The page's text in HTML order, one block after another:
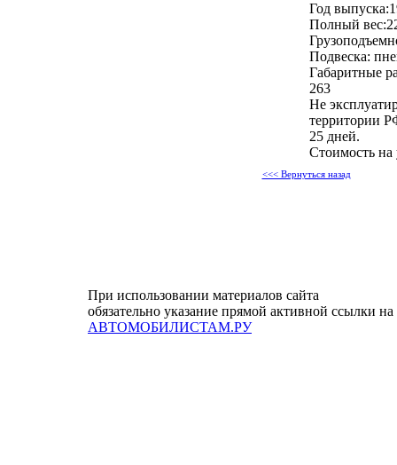
Год
Полный
Подвеска:
Габаритные
263
Не
территории
25 дней.
Стоимость на
<<< Вернуться назад
При использовании материалов сайта
обязательно указание прямой активной ссылки на
АВТОМОБИЛИСТАМ.РУ